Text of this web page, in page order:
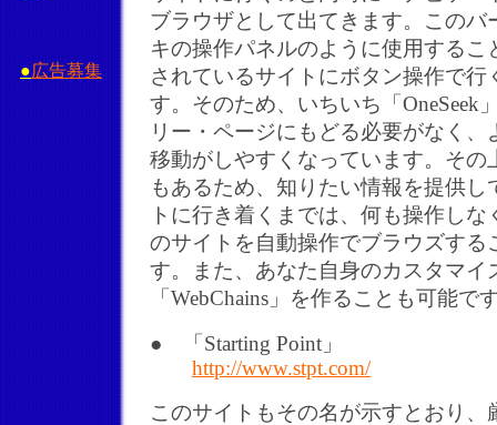
●広告募集
ブラウザとして出てきます。このバ
キの操作パネルのように使用するこ
されているサイトにボタン操作で行
す。そのため、いちいち「OneSeek
リー・ページにもどる必要がなく、
移動がしやすくなっています。その
もあるため、知りたい情報を提供し
トに行き着くまでは、何も操作しな
のサイトを自動操作でブラウズする
す。また、あなた自身のカスタマイ
「WebChains」を作ることも可能で
● 「Starting Point」
http://www.stpt.com/
このサイトもその名が示すとおり、